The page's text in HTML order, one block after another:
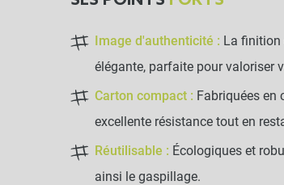
Image d'authenticité : La finition
élégante, parfaite pour valoriser
Carton compact : Fabriquées en
excellente résistance tout en
Réutilisable : Écologiques et
ainsi le gaspillage.